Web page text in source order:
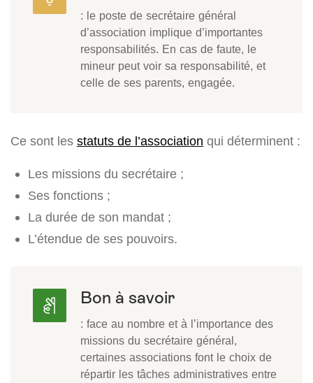
: le poste de secrétaire général
d’association implique d’importantes
responsabilités. En cas de faute, le
mineur peut voir sa responsabilité, et
celle de ses parents, engagée.
Ce sont les statuts de l’association qui déterminent :
Les missions du secrétaire ;
Ses fonctions ;
La durée de son mandat ;
L’étendue de ses pouvoirs.
Bon à savoir
: face au nombre et à l’importance des
missions du secrétaire général,
certaines associations font le choix de
répartir les tâches administratives entre